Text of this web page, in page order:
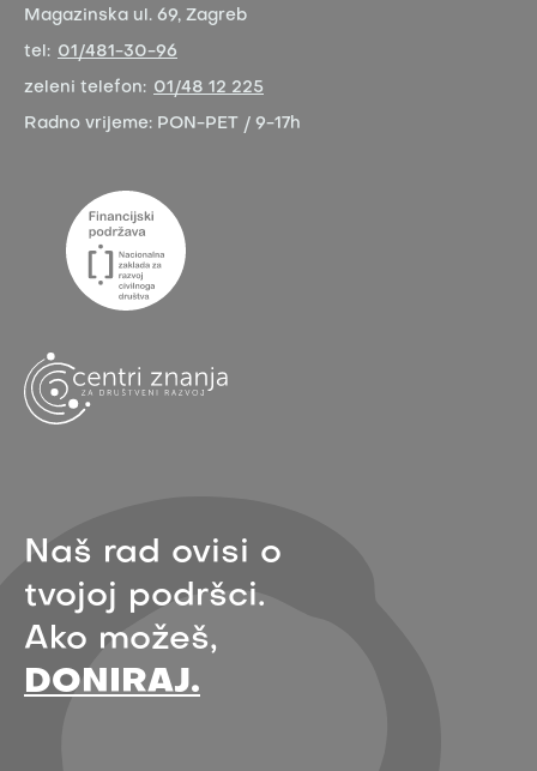
Magazinska ul. 69, Zagreb
tel: 01/481-30-96
zeleni telefon: 01/48 12 225
Radno vrijeme: PON-PET / 9-17h
Naš rad ovisi o
tvojoj podršci.
Ako možeš,
DONIRAJ.